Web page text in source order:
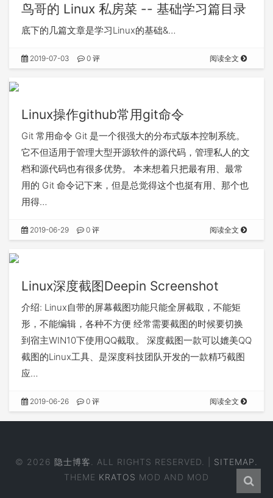
鸟哥的 Linux 私房菜 -- 基础学习篇目录
底下的几篇文章是学习Linux的基础&…
2019-07-03 0 评 阅读全文
Linux操作github常用git命令
Git 常用命令 Git 是一个很强大的分布式版本控制系统。
它不但适用于管理大型开源软件的源代码，管理私人的文
档和源代码也有很多优势。 本来想着只把最有用、最常
用的 Git 命令记下来，但是总觉得这个也挺有用、那个也
用得…
2019-06-29 0 评 阅读全文
Linux深度截图Deepin Screenshot
介绍: Linux自带的屏幕截图功能只能全屏截取，不能矩
形，不能编辑，各种不方便 经常需要截图的时候要切换
到宿主WIN10下使用QQ截取。 深度截图一款可以媲美QQ
截图的Linux工具、是深度科技团队开发的一款精巧截图
应…
2019-06-26 0 评 阅读全文
© 2026 隐士博客 . ALL RIGHTS RESERVED. | SITEMAP.
THEME KRATOS MOD AND MOD